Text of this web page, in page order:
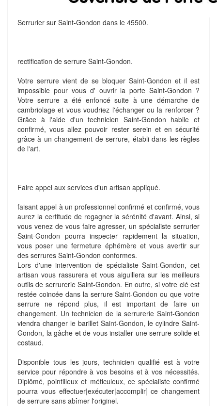
Serrurier sur Saint-Gondon dans le 45500.
rectification de serrure Saint-Gondon.
Votre serrure vient de se bloquer Saint-Gondon et il est
impossible pour vous d' ouvrir la porte Saint-Gondon ?
Votre serrure a été enfoncé suite à une démarche de
cambriolage et vous voudriez l'échanger ou la renforcer ?
Grâce à l'aide d'un technicien Saint-Gondon habile et
confirmé, vous allez pouvoir rester serein et en sécurité
grâce à un changement de serrure, établi dans les règles
de l'art.
Faire appel aux services d'un artisan appliqué.
faisant appel à un professionnel confirmé et confirmé, vous
aurez la certitude de regagner la sérénité d'avant. Ainsi, si
vous venez de vous faire agresser, un spécialiste serrurier
Saint-Gondon pourra inspecter rapidement la situation,
vous poser une fermeture éphémère et vous avertir sur
des serrures Saint-Gondon conformes.
Lors d'une intervention de spécialiste Saint-Gondon, cet
artisan vous rassurera et vous aiguillera sur les meilleurs
outils de serrurerie Saint-Gondon. En outre, si votre clé est
restée coincée dans la serrure Saint-Gondon ou que votre
serrure ne répond plus, il est important de faire un
changement. Un technicien de la serrurerie Saint-Gondon
viendra changer le barillet Saint-Gondon, le cylindre Saint-
Gondon, la gâche et de vous installer une serrure solide et
costaud.
Disponible tous les jours, technicien qualifié est à votre
service pour répondre à vos besoins et à vos nécessités.
Diplômé, pointilleux et méticuleux, ce spécialiste confirmé
pourra vous effectuer|exécuter|accomplir] ce changement
de serrure sans abîmer l'originel.